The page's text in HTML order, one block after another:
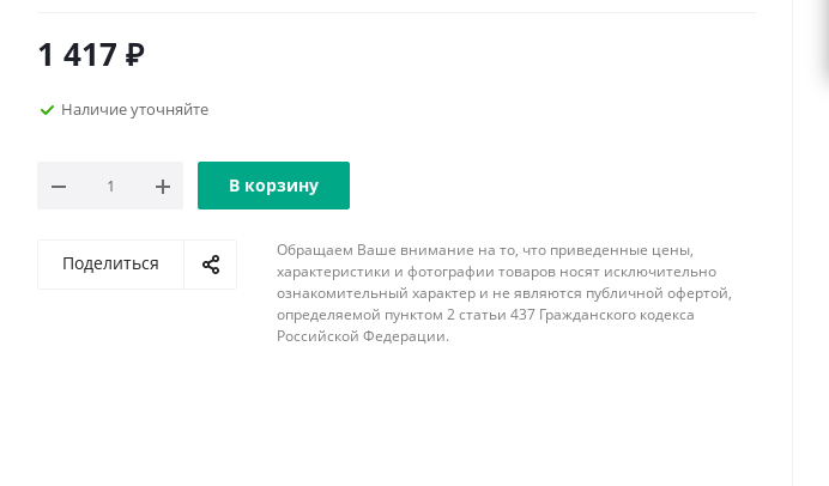
1 417 ₽
Наличие уточняйте
В корзину
Поделиться
Обращаем Ваше внимание на то, что приведенные цены,
характеристики и фотографии товаров носят исключительно
ознакомительный характер и не являются публичной офертой,
определяемой пунктом 2 статьи 437 Гражданского кодекса
Российской Федерации.